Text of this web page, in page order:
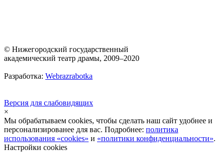
© Нижегородский государственный
академический театр драмы, 2009–2020
Разработка: Webrazrabotka
Версия для слабовидящих
×
Мы обрабатываем cookies, чтобы сделать наш сайт удобнее и
персонализированее для вас. Подробнее: политика
использования «cookies» и «политики конфиденциальности».
Настройки cookies